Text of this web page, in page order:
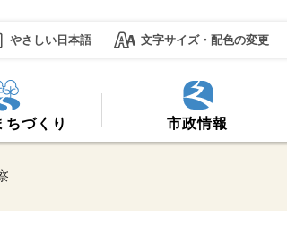
やさしい日本語 文字サイズ・配色の変更
ちづくり 市政情報